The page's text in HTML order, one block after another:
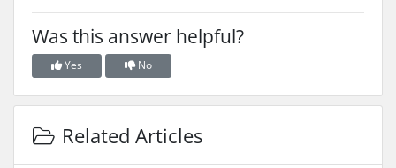
Was this answer helpful?
Yes No
Related Articles